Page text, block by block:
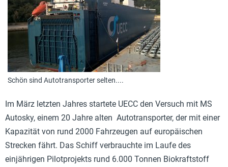
Schön sind Autotransporter selten....
Im März letzten Jahres startete UECC den Versuch mit MS
Autosky, einem 20 Jahre alten Autotransporter, der mit einer
Kapazität von rund 2000 Fahrzeugen auf europäischen
Strecken fährt. Das Schiff verbrauchte im Laufe des
einjährigen Pilotprojekts rund 6.000 Tonnen Biokraftstoff